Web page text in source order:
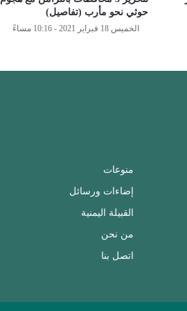
حوثي نحو مأرب (تفاصيل)
الخميس 18 فبراير 2021 - 10:16 مساءً
منوعات
إضاءات ورسائل
القبيلة اليمنية
من نحن
اتصل بنا